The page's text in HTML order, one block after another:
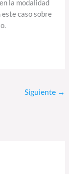
la modalidad
este caso sobre
Siguiente →